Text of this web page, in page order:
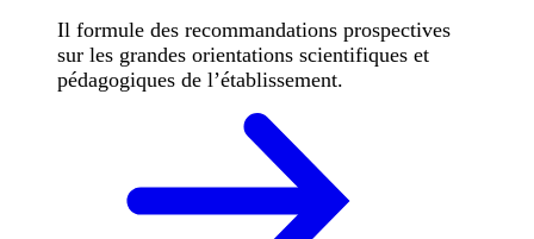
Il formule des recommandations prospectives
sur les grandes orientations scientifiques et
pédagogiques de l’établissement.